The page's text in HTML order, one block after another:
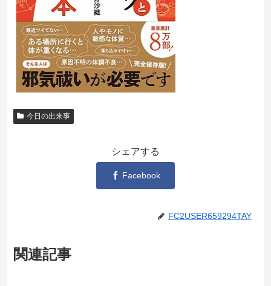
今日の出来事
シェアする
Facebook
FC2USER659294TAY
関連記事